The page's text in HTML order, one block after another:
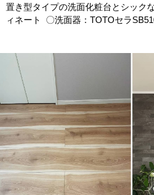
置き型タイプの洗面化粧台とシック
ィネート 〇洗面器：TOTOセラ